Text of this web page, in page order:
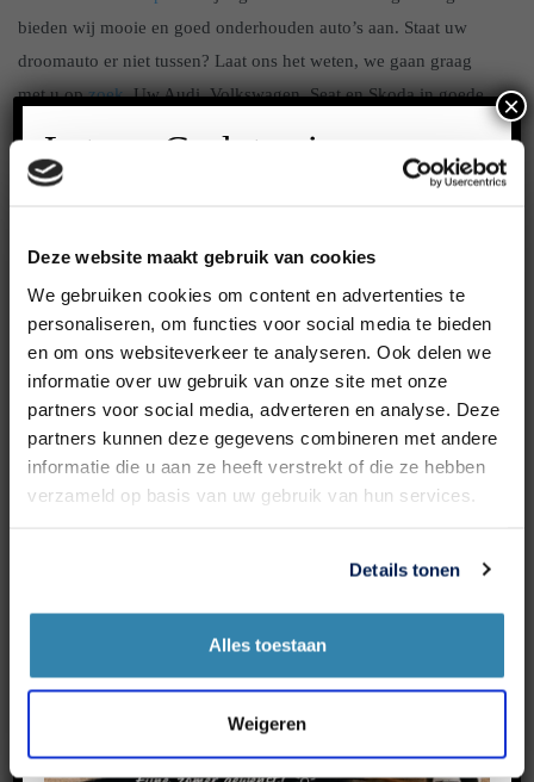
Deze website maakt gebruik van cookies
We gebruiken cookies om content en advertenties te
personaliseren, om functies voor social media te bieden
en om ons websiteverkeer te analyseren. Ook delen we
informatie over uw gebruik van onze site met onze
partners voor social media, adverteren en analyse. Deze
partners kunnen deze gegevens combineren met andere
informatie die u aan ze heeft verstrekt of die ze hebben
verzameld op basis van uw gebruik van hun services.
Details tonen
Alles toestaan
Weigeren
bieden wij mooie en goed onderhouden auto’s aan. Staat uw
droomauto er niet tussen? Laat ons het weten, we gaan graag
met u opzoek. Uw Audi, Volkswagen, Seat en Skoda in goede
met ons op. We staan voor u klaar om u te
Contact
Let op: Gesloten i.v.m.
vakantie!
×